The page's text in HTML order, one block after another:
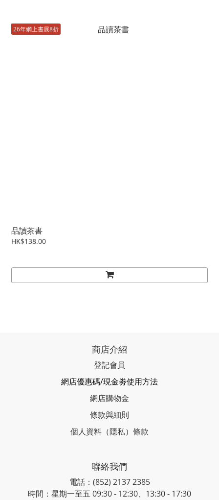
26年網上書展8折
品讀茶書
HK$138.00
商店介紹
登記會員
網店優惠碼/現金劵使用方法
網店購物金
條款與細則
個人資料（隱私）條款
聯絡我們
電話：(852) 2137 2385
時間：星期一至五 09:30 - 12:30、13:30 - 17:30